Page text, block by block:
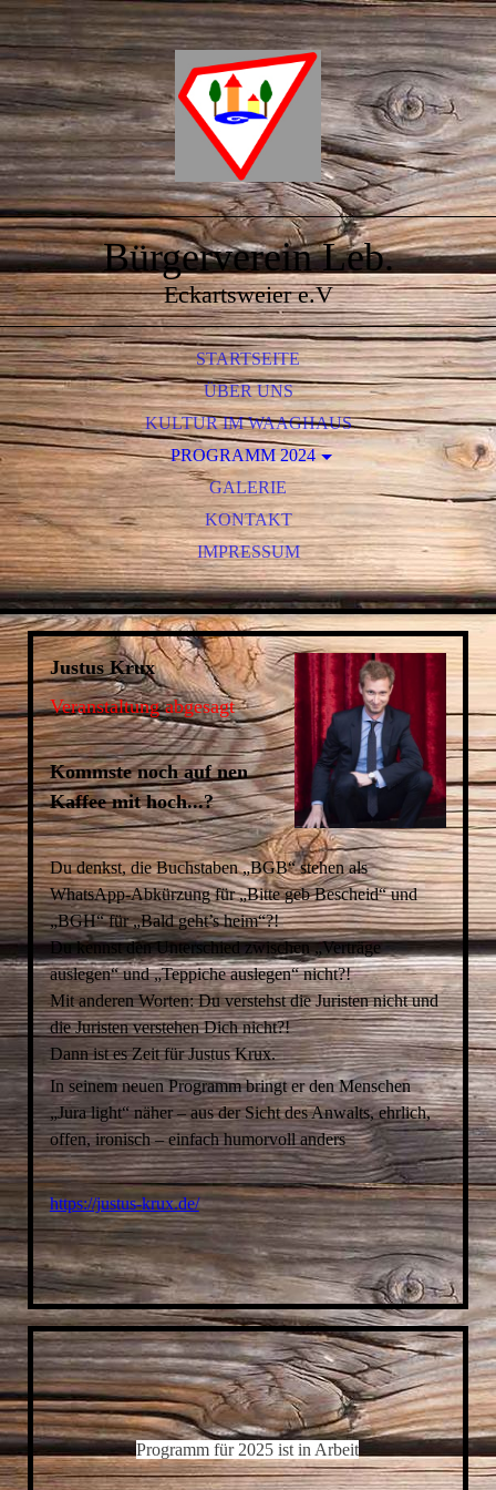
Bürgerverein Leb.
Eckartsweier e.V
STARTSEITE
ÜBER UNS
KULTUR IM WAAGHAUS
PROGRAMM 2024
MARIANNE SCHÄTZLE
PETER LÖHMANN - KINDERVERANSTALTUNG
PETER LÖHMANN
WERNER KOCZWARA
JUNGE JUNGE!
JUSTUS KRUX
GALERIE
KONTAKT
IMPRESSUM
Justus Krux
Veranstaltung abgesagt
Kommste noch auf nen
Kaffee mit hoch...?
Du denkst, die Buchstaben „BGB“ stehen als
WhatsApp-Abkürzung für „Bitte geb Bescheid“ und
„BGH“ für „Bald geht’s heim“?!
Du kennst den Unterschied zwischen „Verträge
auslegen“ und „Teppiche auslegen“ nicht?!
Mit anderen Worten: Du verstehst die Juristen nicht und
die Juristen verstehen Dich nicht?!
Dann ist es Zeit für Justus Krux.
In seinem neuen Programm bringt er den Menschen
„Jura light“ näher – aus der Sicht des Anwalts, ehrlich,
offen, ironisch – einfach humorvoll anders
https://justus-krux.de/
Programm für 2025 ist in Arbeit